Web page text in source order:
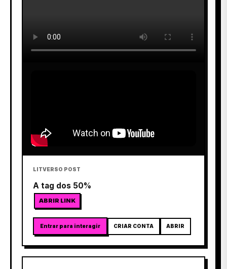
LITVERSO POST
A tag dos 50%
ABRIR LINK
Entrar para interagir CRIAR CONTA ABRIR